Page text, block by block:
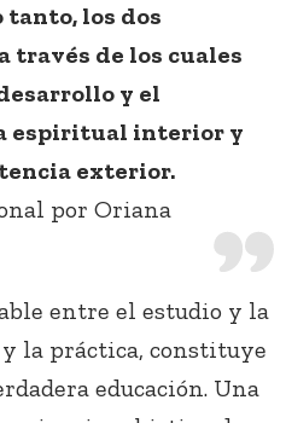
tanto, los dos
través de los cuales
y el
espiritual interior y
exterior.
por Oriana
entre el estudio y la
la práctica, constituye
educación. Una